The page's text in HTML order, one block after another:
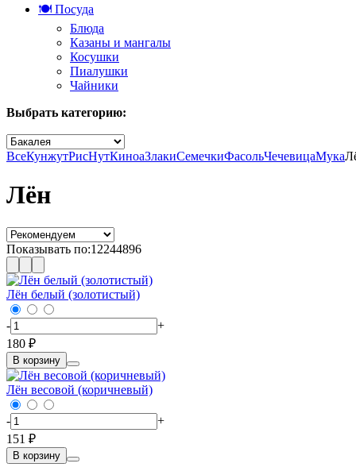
🍽️ Посуда
Блюда
Казаны и мангалы
Косушки
Пиалушки
Чайники
Выбрать категорию:
ВсеКунжутРисНутКиноаЗлакиСемечкиФасольЧечевицаМука
Лён
Показывать по:12244896
Лён белый (золотистый)
-
+
180 ₽
В корзину
Лён весовой (коричневый)
-
+
151 ₽
В корзину